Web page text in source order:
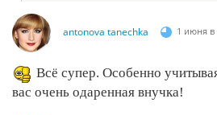
antonova tanechka 1 июня в
Всё супер. Особенно
вас очень одаренная внучка!